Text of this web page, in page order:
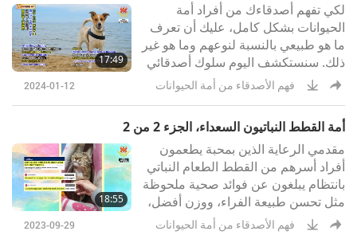
17:49
لكي تفهم أصدقاءك من أفراد أمة
الحيوانات بشكل كامل، عليك أن تعرف
ما هو طبيعي بالنسبة لنوعهم وما هو غير
ذلك. سنستكشف اليوم سلوك أصدقائي
من أفراد أمم الكلاب والقطط.يعتبر
الأفراد من مملكة الكلاب أفضل أصدقاء
للإنسان، وبالتالي هم اختيارات شائعة
كرفاق. نظرًا لأن معظم البشر غير
قادرين على التواصل لفظياً أو تخاطرياً
مع أصدقائهم ذوي الفراء، فإنهم
يعتمدون على لغة جسد أفراد أمة
الحيوان أو الأصوات لفهم
2024-01-12 فهم الأصدقاء من أمة الحيوانات
أمة القطط النباتيون السعداء، الجزء 2 من 2
18:55
مقدمي الرعاية الذين بمحبة يطعمون
أفراد أسرهم من القطط الطعام النباتي
بانتظام يبلغون عن فوائد صحية ملحوظة
مثل تحسن طبيعة الفراء، ووزن أفضل،
وتراجع مرض السكري، وانخفاض التهاب
2023-09-29 فهم الأصدقاء من أمة الحيوانات